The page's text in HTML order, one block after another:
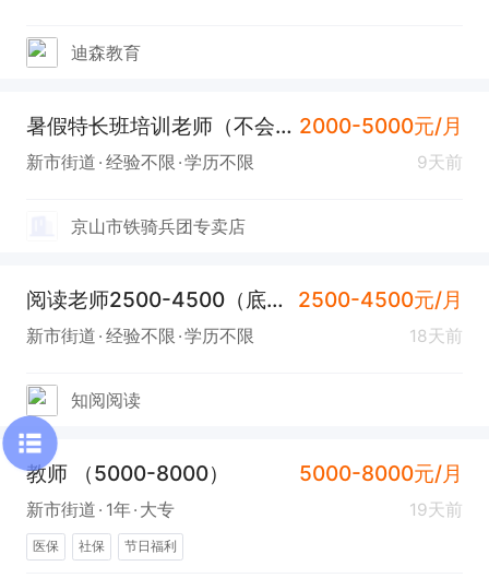
迪森教育
暑假特长班培训老师（不会可以培训后上岗）） 2000-5000元/月
新市街道 经验不限 学历不限 9天前
京山市铁骑兵团专卖店
阅读老师2500-4500（底薪+高提成+课时费） 2500-4500元/月
新市街道 经验不限 学历不限 18天前
知阅阅读
教师 （5000-8000） 5000-8000元/月
新市街道 1年 大专 19天前
医保 社保 节日福利